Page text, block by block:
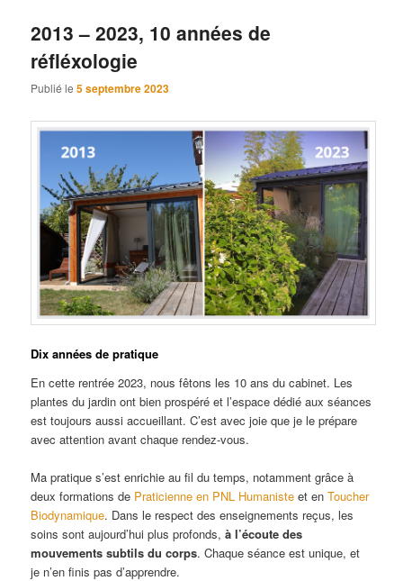
2013 – 2023, 10 années de
réfléxologie
Publié le5 septembre 2023
Dix années de pratique
En cette rentrée 2023, nous fêtons les 10 ans du cabinet. Les
plantes du jardin ont bien prospéré et l’espace dédié aux séances
est toujours aussi accueillant. C’est avec joie que je le prépare
avec attention avant chaque rendez-vous.
Ma pratique s’est enrichie au fil du temps, notamment grâce à
deux formations de Praticienne en PNL Humanisteet enToucher
Biodynamique. Dans le respect des enseignements reçus, les
soins sont aujourd’hui plus profonds,à l’écoute des
mouvements subtils du corps. Chaque séance est unique, et
je n’en finis pas d’apprendre.